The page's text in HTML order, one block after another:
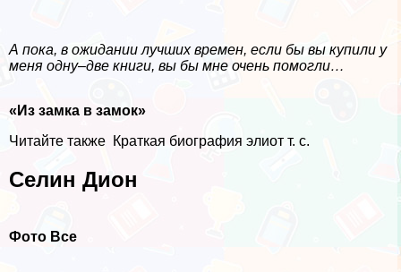
А пока, в ожидании лучших времен, если бы вы купили у
меня одну–две книги, вы бы мне очень помогли…
«Из замка в замок»
Читайте также Краткая биография элиот т. с.
Селин Дион
Фото Все